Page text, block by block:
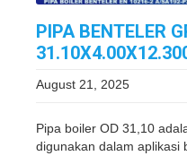
PIPA BENTELER
August 21, 2025
Pipa boiler OD 31,10
digunakan dalam aplikasi